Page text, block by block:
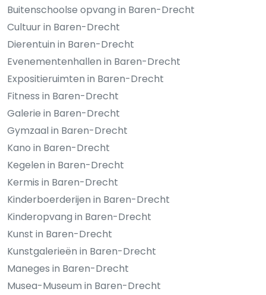
Buitenschoolse opvang in Baren-Drecht
Cultuur in Baren-Drecht
Dierentuin in Baren-Drecht
Evenementenhallen in Baren-Drecht
Expositieruimten in Baren-Drecht
Fitness in Baren-Drecht
Galerie in Baren-Drecht
Gymzaal in Baren-Drecht
Kano in Baren-Drecht
Kegelen in Baren-Drecht
Kermis in Baren-Drecht
Kinderboerderijen in Baren-Drecht
Kinderopvang in Baren-Drecht
Kunst in Baren-Drecht
Kunstgalerieën in Baren-Drecht
Maneges in Baren-Drecht
Musea-Museum in Baren-Drecht